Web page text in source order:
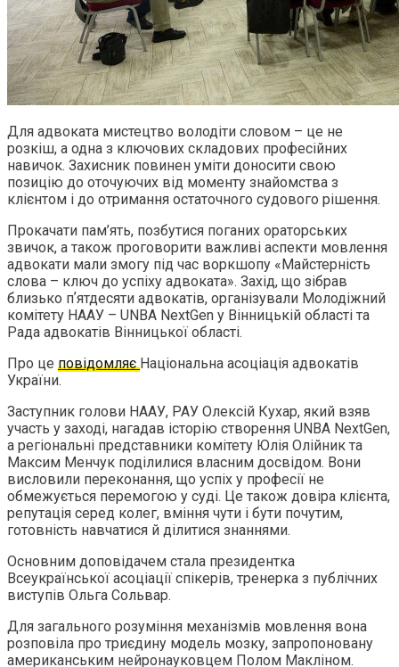
Для адвоката мистецтво володіти словом – це не
розкіш, а одна з ключових складових професійних
навичок. Захисник повинен уміти доносити свою
позицію до оточуючих від моменту знайомства з
клієнтом і до отримання остаточного судового рішення.
Прокачати пам’ять, позбутися поганих ораторських
звичок, а також проговорити важливі аспекти мовлення
адвокати мали змогу під час воркшопу «Майстерність
слова – ключ до успіху адвоката». Захід, що зібрав
близько пʼятдесяти адвокатів, організували Молодіжний
комітету НААУ – UNBA NextGen у Вінницькій області та
Рада адвокатів Вінницької області.
Про це повідомляєНаціональна асоціація адвокатів
України.
Заступник голови НААУ, РАУ Олексій Кухар, який взяв
участь у заході, нагадав історію створення UNBA NextGen,
а регіональні представники комітету Юлія Олійник та
Максим Менчук поділилися власним досвідом. Вони
висловили переконання, що успіх у професії не
обмежується перемогою у суді. Це також довіра клієнта,
репутація серед колег, вміння чути і бути почутим,
готовність навчатися й ділитися знаннями.
Основним доповідачем стала президентка
Всеукраїнської асоціації спікерів, тренерка з публічних
виступів Ольга Сольвар.
Для загального розуміння механізмів мовлення вона
розповіла про триєдину модель мозку, запропоновану
американським нейронауковцем Полом Макліном.